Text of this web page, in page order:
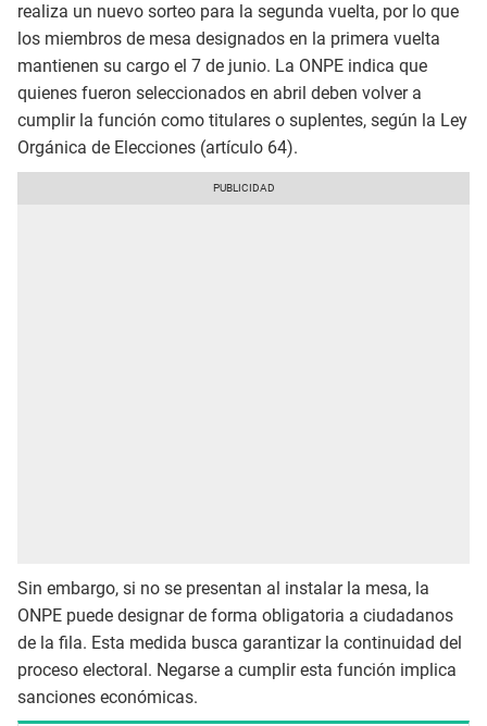
realiza un nuevo sorteo para la segunda vuelta, por lo que
los miembros de mesa designados en la primera vuelta
mantienen su cargo el 7 de junio. La ONPE indica que
quienes fueron seleccionados en abril deben volver a
cumplir la función como titulares o suplentes, según la Ley
Orgánica de Elecciones (artículo 64).
Sin embargo, si no se presentan al instalar la mesa, la
ONPE puede designar de forma obligatoria a ciudadanos
de la fila. Esta medida busca garantizar la continuidad del
proceso electoral. Negarse a cumplir esta función implica
sanciones económicas.